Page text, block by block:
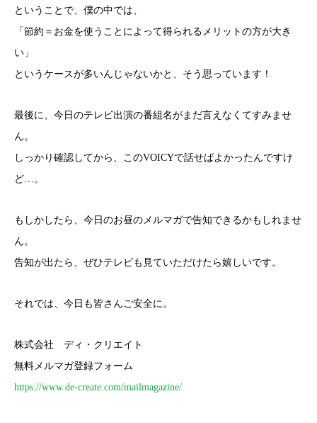
ということで、僕の中では、
「節約＝お金を使うことによって得られるメリットの方が大き
い」
というケースが多いんじゃないかと、そう思っています！
最後に、今日のテレビ出演の番組名がまだ言えなくてすみませ
ん。
しっかり確認してから、このVOICYで話せばよかったんですけ
ど…。
もしかしたら、今日のお昼のメルマガで告知できるかもしれませ
ん。
告知が出たら、ぜひテレビも見ていただけたら嬉しいです。
それでは、今日も皆さんご安全に。
株式会社 ディ・クリエイト
無料メルマガ登録フォーム
https://www.de-create.com/mailmagazine/